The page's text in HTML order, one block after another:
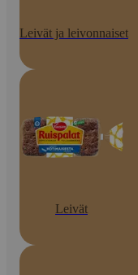
Leivät ja leivonnaiset
Leivät